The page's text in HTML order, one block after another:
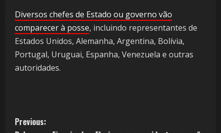
Diversos chefes de Estado ou governo vão
comparecer à posse, incluindo representantes de
Estados Unidos, Alemanha, Argentina, Bolívia,
Portugal, Uruguai, Espanha, Venezuela e outras
autoridades.
Previous: